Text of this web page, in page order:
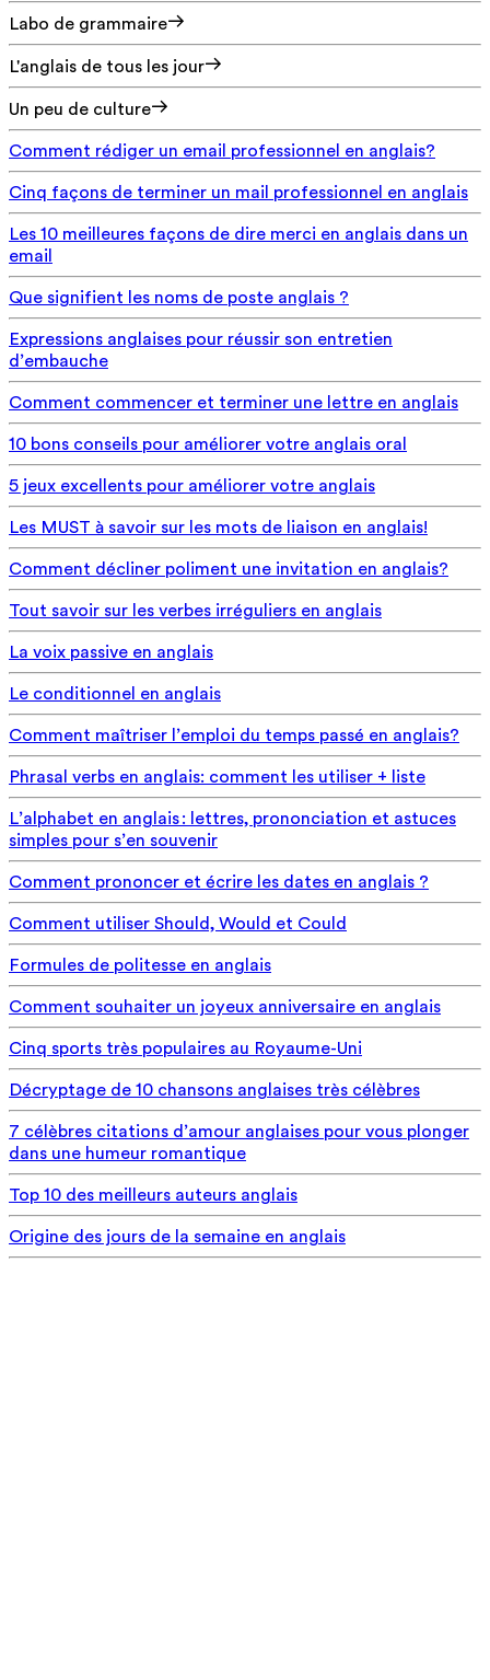
Labo de grammaire
L'anglais de tous les jour
Un peu de culture
Comment rédiger un email professionnel en anglais?
Cinq façons de terminer un mail professionnel en anglais
Les 10 meilleures façons de dire merci en anglais dans un
email
Que signifient les noms de poste anglais ?
Expressions anglaises pour réussir son entretien
d’embauche
Comment commencer et terminer une lettre en anglais
10 bons conseils pour améliorer votre anglais oral
5 jeux excellents pour améliorer votre anglais
Les MUST à savoir sur les mots de liaison en anglais!
Comment décliner poliment une invitation en anglais?
Tout savoir sur les verbes irréguliers en anglais
La voix passive en anglais
Le conditionnel en anglais
Comment maîtriser l’emploi du temps passé en anglais?
Phrasal verbs en anglais: comment les utiliser + liste
L’alphabet en anglais : lettres, prononciation et astuces
simples pour s’en souvenir
Comment prononcer et écrire les dates en anglais ?
Comment utiliser Should, Would et Could
Formules de politesse en anglais
Comment souhaiter un joyeux anniversaire en anglais
Cinq sports très populaires au Royaume-Uni
Décryptage de 10 chansons anglaises très célèbres
7 célèbres citations d’amour anglaises pour vous plonger
dans une humeur romantique
Top 10 des meilleurs auteurs anglais
Origine des jours de la semaine en anglais